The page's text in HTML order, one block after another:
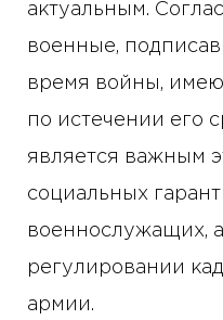
актуальным.
военные,
время войны,
по истечении его
является важным
социальных
военнослужащих,
регулировании
армии.